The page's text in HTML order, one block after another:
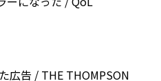
広告 / THE THOMPSON